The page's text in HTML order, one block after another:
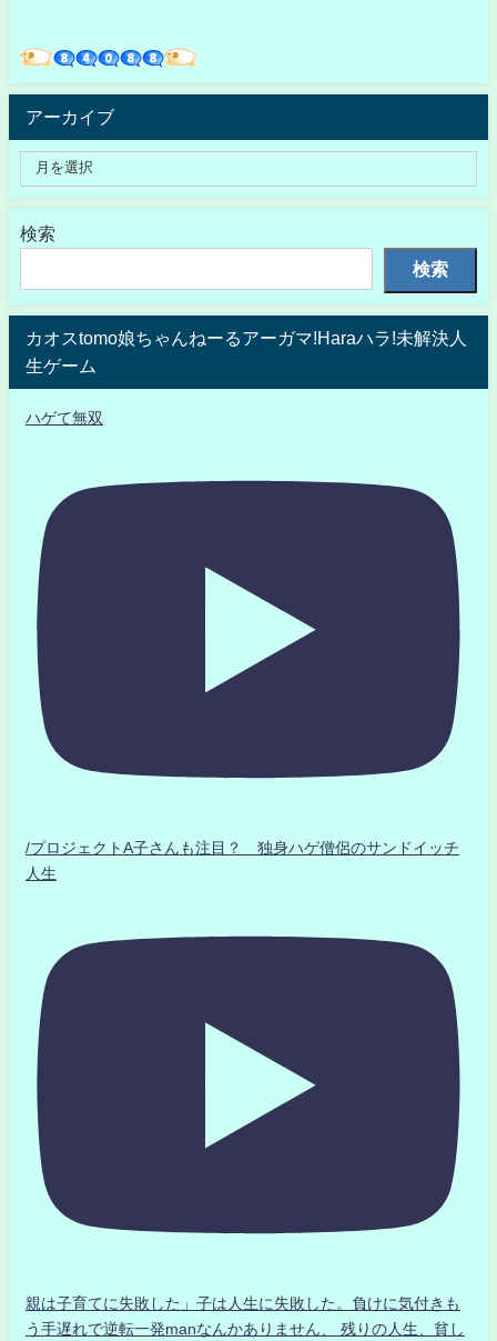
アーカイブ
検索
検索
カオスtomo娘ちゃんねーるアーガマ!Haraハラ!未解決人
生ゲーム
ハゲて無双
/プロジェクトA子さんも注目？ 独身ハゲ僧侶のサンドイッチ
人生
親は子育てに失敗した」子は人生に失敗した。負けに気付きも
う手遅れで逆転一発manなんかありません、 残りの人生、貧し